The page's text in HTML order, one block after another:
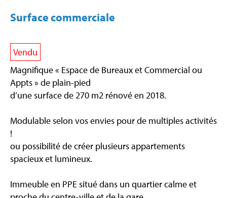
Surface commerciale
Vendu
Magnifique « Espace de Bureaux et Commercial ou
Appts » de plain-pied
d’une surface de 270 m2 rénové en 2018.
Modulable selon vos envies pour de multiples activités
!
ou possibilité de créer plusieurs appartements
spacieux et lumineux.
Immeuble en PPE situé dans un quartier calme et